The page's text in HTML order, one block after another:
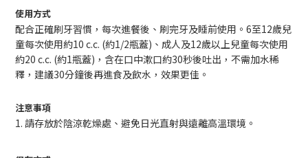
使用方式
配合正確刷牙習慣，每次進餐後、刷完牙及睡前使用。6至12歲兒
童每次使用約10 c.c. (約1/2瓶蓋)、成人及12歲以上兒童每次使用
約20 c.c. (約1瓶蓋)，含在口中漱口約30秒後吐出，不需加水稀
釋，建議30分鐘後再進食及飲水，效果更佳。
注意事項
1. 請存放於陰涼乾燥處、避免日光直射與遠離高溫環境。